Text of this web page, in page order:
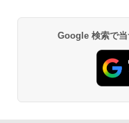
Google 検索で当